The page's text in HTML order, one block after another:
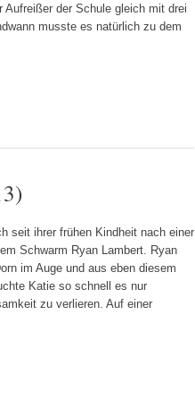
der Schule gleich mit drei
musste es natürlich zu dem
seit ihrer frühen Kindheit nach einer
Schwarm Ryan Lambert. Ryan
im Auge und aus eben diesem
Katie so schnell es nur
zu verlieren. Auf einer